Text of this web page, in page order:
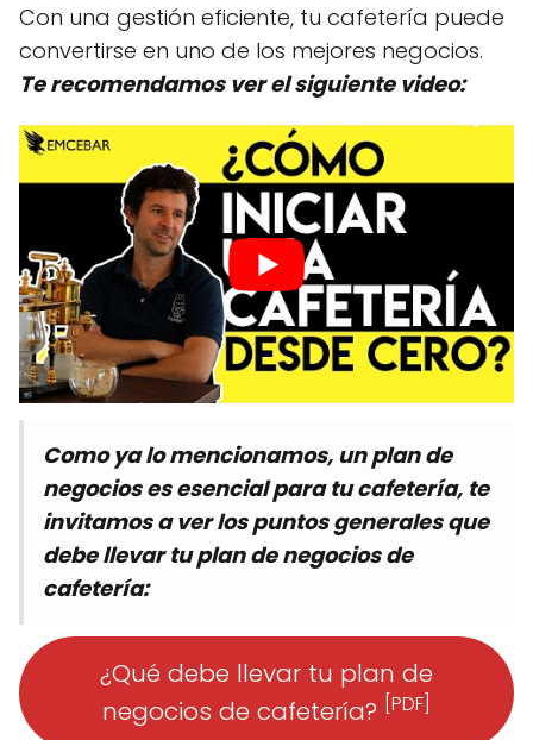
Con una gestión eficiente, tu cafetería puede
convertirse en uno de los mejores negocios.
Te recomendamos ver el siguiente video:
Como ya lo mencionamos, un plan de
negocios es esencial para tu cafetería, te
invitamos a ver los puntos generales que
debe llevar tu plan de negocios de
cafetería:
¿Qué debe llevar tu plan de
negocios de cafetería?
[PDF]